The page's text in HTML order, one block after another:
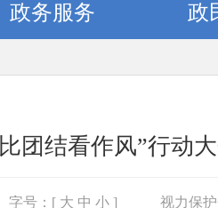
政务服务 政
团结看作风”行动
字号：[ 大 中 小 ] 视力保护